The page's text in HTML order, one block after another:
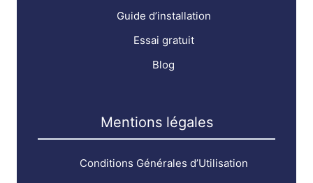
Guide d’installation
Essai gratuit
Blog
Mentions légales
Conditions Générales d’Utilisation